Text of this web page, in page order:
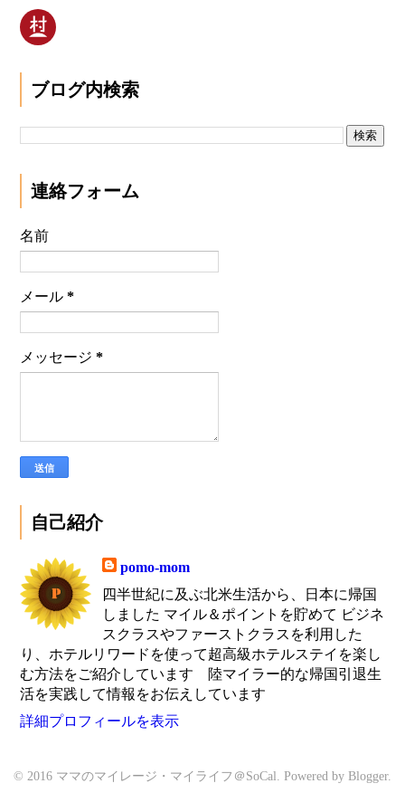
ブログ内検索
連絡フォーム
名前
メール*
メッセージ*
自己紹介
pomo-mom
四半世紀に及ぶ北米生活から、日本に帰国
しました マイル＆ポイントを貯めて ビジネ
スクラスやファーストクラスを利用した
り、ホテルリワードを使って超高級ホテルステイを楽し
む方法をご紹介しています 陸マイラー的な帰国引退生
活を実践して情報をお伝えしています
詳細プロフィールを表示
© 2016 ママのマイレージ・マイライフ＠SoCal. Powered by Blogger.